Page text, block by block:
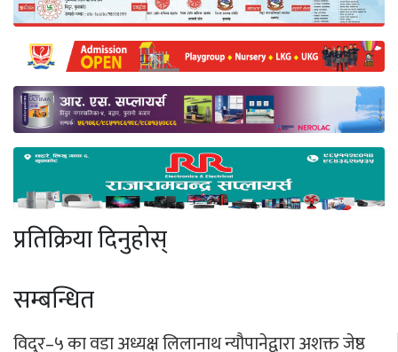
प्रतिक्रिया दिनुहोस्
सम्बन्धित
विदुर–५ का वडा अध्यक्ष लिलानाथ न्यौपानेद्वारा अशक्त जेष्ठ